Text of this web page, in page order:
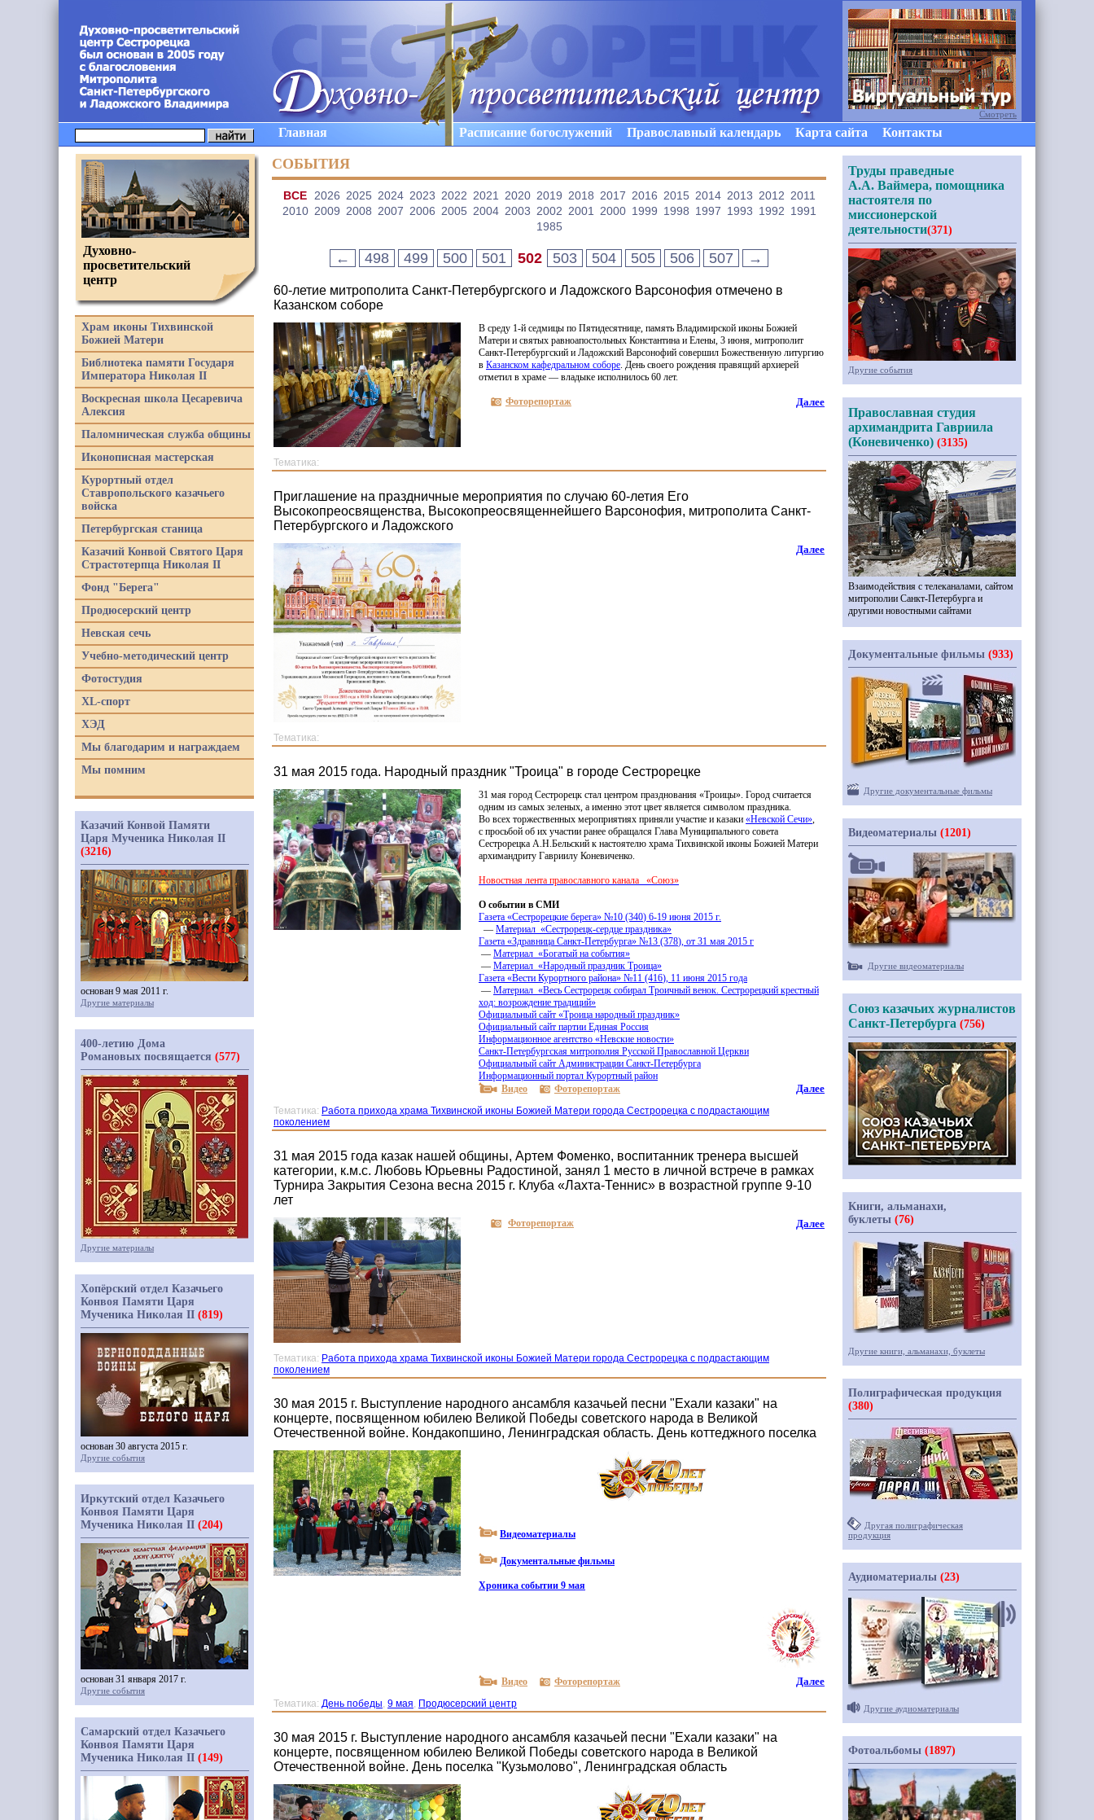
Главная Расписание богослужений Православный календарь Карта сайта Контакты
СОБЫТИЯ
ВCE 2026 2025 2024 2023 2022 2021 2020 2019 2018 2017 2016 2015 2014 2013 2012 2011
2010 2009 2008 2007 2006 2005 2004 2003 2002 2001 2000 1999 1998 1997 1993 1992 1991
1985
← 498 499 500 501 502 503 504 505 506 507 →
60-летие митрополита Санкт-Петербургского и Ладожского Варсонофия отмечено в
Казанском соборе
В среду 1-й седмицы по Пятидесятнице, память Владимирской иконы Божией
Матери и святых равноапостольных Константина и Елены, 3 июня, митрополит
Санкт-Петербургский и Ладожский Варсонофий совершил Божественную литургию
в Казанском кафедральном соборе. День своего рождения правящий архиерей
отметил в храме — владыке исполнилось 60 лет.
Далее
Фоторепортаж
Тематика:
Приглашение на праздничные мероприятия по случаю 60-летия Его
Высокопреосвященства, Высокопреосвященнейшего Варсонофия, митрополита Санкт-
Петербургского и Ладожского
Далее
Тематика:
31 мая 2015 года. Народный праздник "Троица" в городе Сестрорецке
31 мая город Сестрорецк стал центром празднования «Троицы». Город считается
одним из самых зеленых, а именно этот цвет является символом праздника.
Во всех торжественных мероприятиях приняли участие и казаки «Невской Сечи»,
с просьбой об их участии ранее обращался Глава Муниципального совета
Сестрорецка А.Н.Бельский к настоятелю храма Тихвинской иконы Божией Матери
архимандриту Гавриилу Коневиченко.
Новостная лента православного канала «Союз»
О событии в СМИ
Газета «Сестрорецкие берега» №10 (340) 6-19 июня 2015 г.
— Материал «Сестрорецк-сердце праздника»
Газета «Здравница Санкт-Петербурга» №13 (378), от 31 мая 2015 г
— Материал «Богатый на события»
— Материал «Народный праздник Троица»
Газета «Вести Курортного района» №11 (416), 11 июня 2015 года
— Материал «Весь Сестрорецк собирал Троичный венок. Сестрорецкий крестный
ход: возрождение традиций»
Официальный сайт «Троица народный праздник»
Официальный сайт партии Единая Россия
Информационное агентство «Невские новости»
Санкт-Петербургская митрополия Русской Православной Церкви
Официальный сайт Администрации Санкт-Петербурга
Информационный портал Курортный район
Далее
Видео
Фоторепортаж
Тематика: Работа прихода храма Тихвинской иконы Божией Матери города Сестрорецка с подрастающим
поколением
31 мая 2015 года казак нашей общины, Артем Фоменко, воспитанник тренера высшей
категории, к.м.с. Любовь Юрьевны Радостиной, занял 1 место в личной встрече в рамках
Турнира Закрытия Сезона весна 2015 г. Клуба «Лахта-Теннис» в возрастной группе 9-10
лет
Далее
Фоторепортаж
Тематика: Работа прихода храма Тихвинской иконы Божией Матери города Сестрорецка с подрастающим
поколением
30 мая 2015 г. Выступление народного ансамбля казачьей песни "Ехали казаки" на
концерте, посвященном юбилею Великой Победы советского народа в Великой
Отечественной войне. Кондакопшино, Ленинградская область. День коттеджного поселка
Видеоматериалы
Документальные фильмы
Хроника событии 9 мая
Далее
Видео
Фоторепортаж
Тематика: День победы, 9 мая, Продюсерский центр
30 мая 2015 г. Выступление народного ансамбля казачьей песни "Ехали казаки" на
концерте, посвященном юбилею Великой Победы советского народа в Великой
Отечественной войне. День поселка "Кузьмолово", Ленинградская область
Духовно-
просветительский
центр
Храм иконы Тихвинской
Божией Матери
Библиотека памяти Государя
Императора Николая II
Воскресная школа Цесаревича
Алексия
Паломническая служба общины
Иконописная мастерская
Курортный отдел
Ставропольского казачьего
войска
Петербургская станица
Казачий Конвой Святого Царя
Страстотерпца Николая II
Фонд "Берега"
Продюсерский центр
Невская сечь
Учебно-методический центр
Фотостудия
XL-спорт
ХЭД
Мы благодарим и награждаем
Мы помним
Казачий Конвой Памяти
Царя Мученика Николая II
(3216)
основан 9 мая 2011 г.
Другие материалы
400-летию Дома
Романовых посвящается (577)
Другие материалы
Хопёрский отдел Казачьего
Конвоя Памяти Царя
Мученика Николая II (819)
основан 30 августа 2015 г.
Другие события
Иркутский отдел Казачьего
Конвоя Памяти Царя
Мученика Николая II (204)
основан 31 января 2017 г.
Другие события
Самарский отдел Казачьего
Конвоя Памяти Царя
Мученика Николая II (149)
Смотреть
Труды праведные
А.А. Ваймера, помощника
настоятеля по
миссионерской
деятельности(371)
Другие события
Православная студия
архимандрита Гавриила
(Коневиченко) (3135)
Взаимодействия с телеканалами, сайтом
митрополии Санкт-Петербурга и
другими новостными сайтами
Документальные фильмы (933)
Другие документальные фильмы
Видеоматериалы (1201)
Другие видеоматериалы
Союз казачьих журналистов
Санкт-Петербурга (756)
Книги, альманахи,
буклеты (76)
Другие книги, альманахи, буклеты
Полиграфическая продукция
(380)
Другая полиграфическая
продукция
Аудиоматериалы (23)
Другие аудиоматериалы
Фотоальбомы (1897)